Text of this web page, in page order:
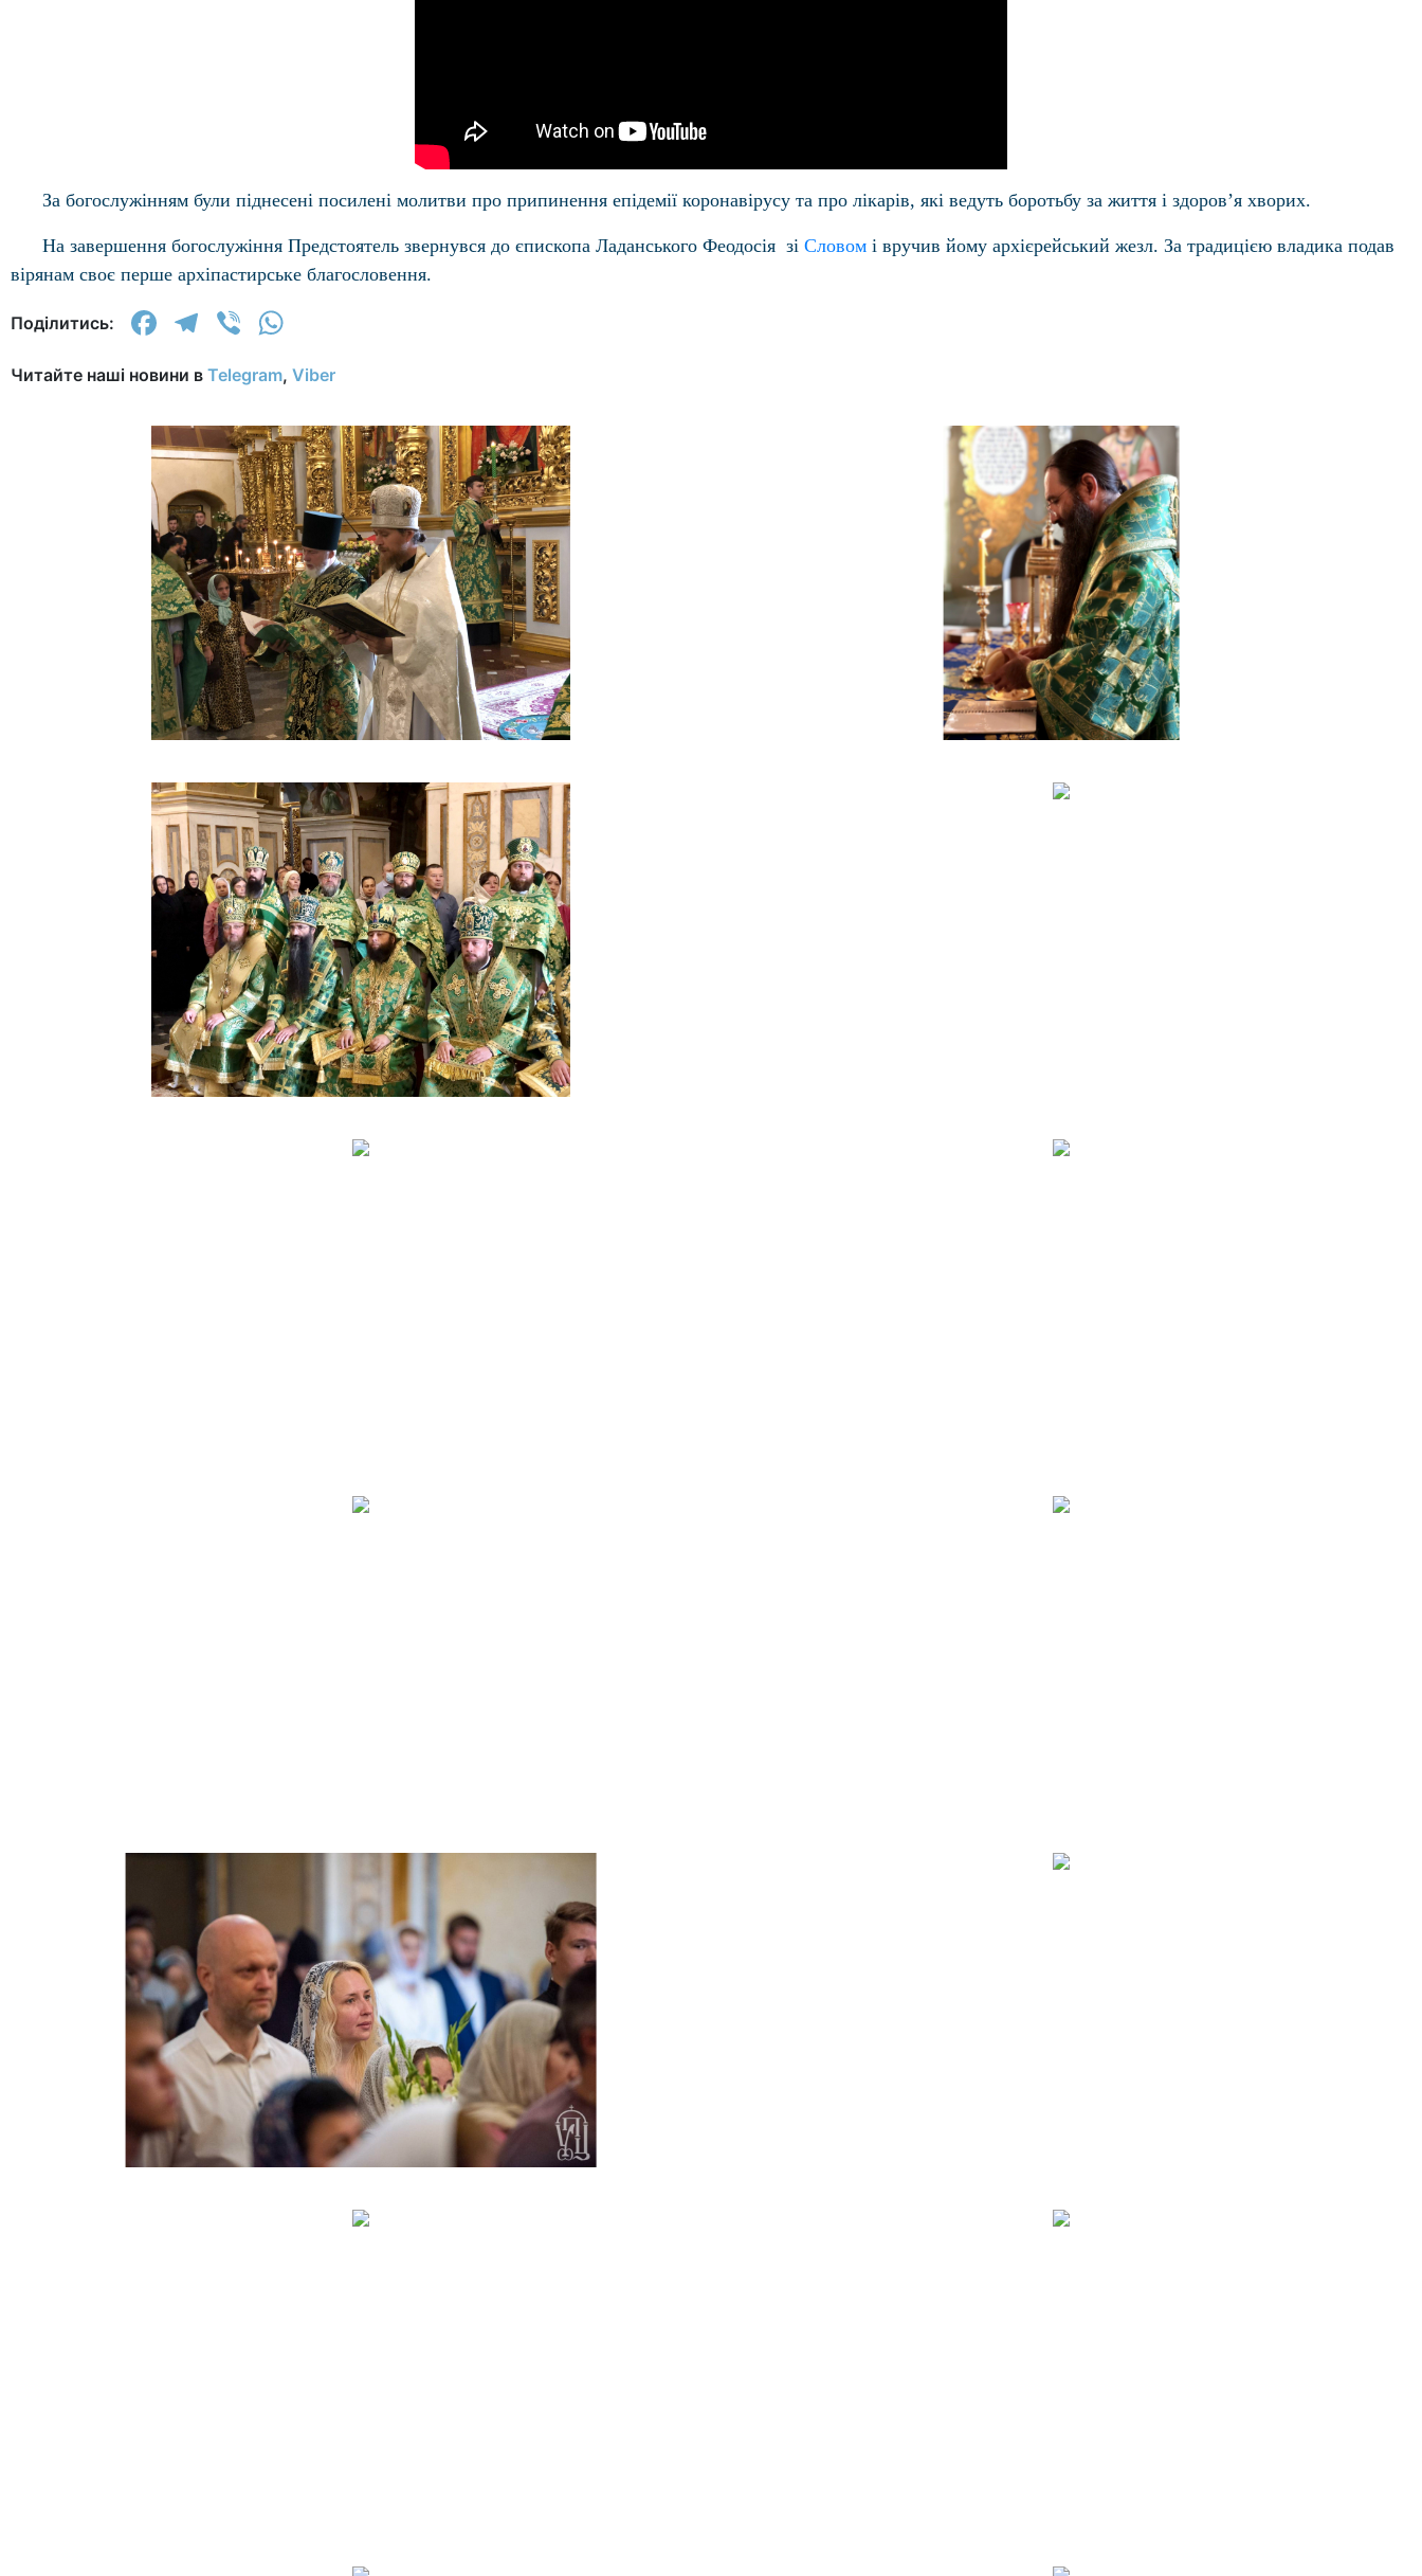
За богослужінням були піднесені посилені молитви про припинення епідемії коронавірусу та про лікарів, які ведуть боротьбу за життя і здоров’я хворих.
На завершення богослужіння Предстоятель звернувся до єпископа Ладанського Феодосія зі Словом і вручив йому архієрейський жезл. За традицією владика подав
вірянам своє перше архіпастирське благословення.
Поділитись: Facebook
Telegram
Viber
Читайте наші новини в Telegram, Viber